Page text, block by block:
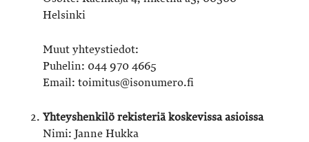
Helsinki
Muut yhteystiedot:
Puhelin: 044 970 4665
Email: toimitus@isonumero.fi
Yhteyshenkilö rekisteriä koskevissa asioissa
Nimi: Janne Hukka